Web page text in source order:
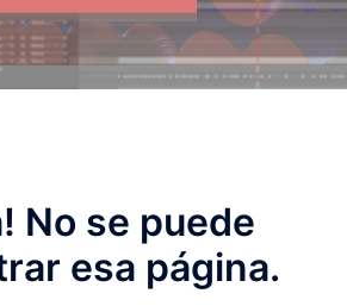
No se puede
esa página.